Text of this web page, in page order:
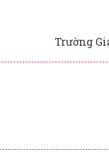
Trường